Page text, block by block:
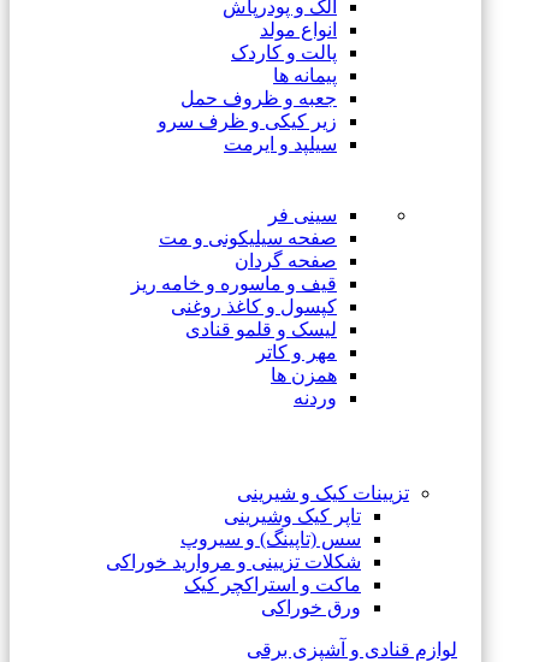
الک و پودرپاش
انواع مولد
پالت و کاردک
پیمانه ها
جعبه و ظروف حمل
زیر کیکی و ظرف سرو
سیلپد و ایرمت
سینی فر
صفحه سیلیکونی و مت
صفحه گردان
قیف و ماسوره و خامه ریز
کپسول و کاغذ روغنی
لیسک و قلمو قنادی
مهر و کاتر
همزن ها
وردنه
تزیینات کیک و شیرینی
تاپر کیک وشیرینی
سس (تاپینگ) و سیروپ
شکلات تزیینی و مروارید خوراکی
ماکت و استراکچر کیک
ورق خوراکی
لوازم قنادی و آشپزی برقی